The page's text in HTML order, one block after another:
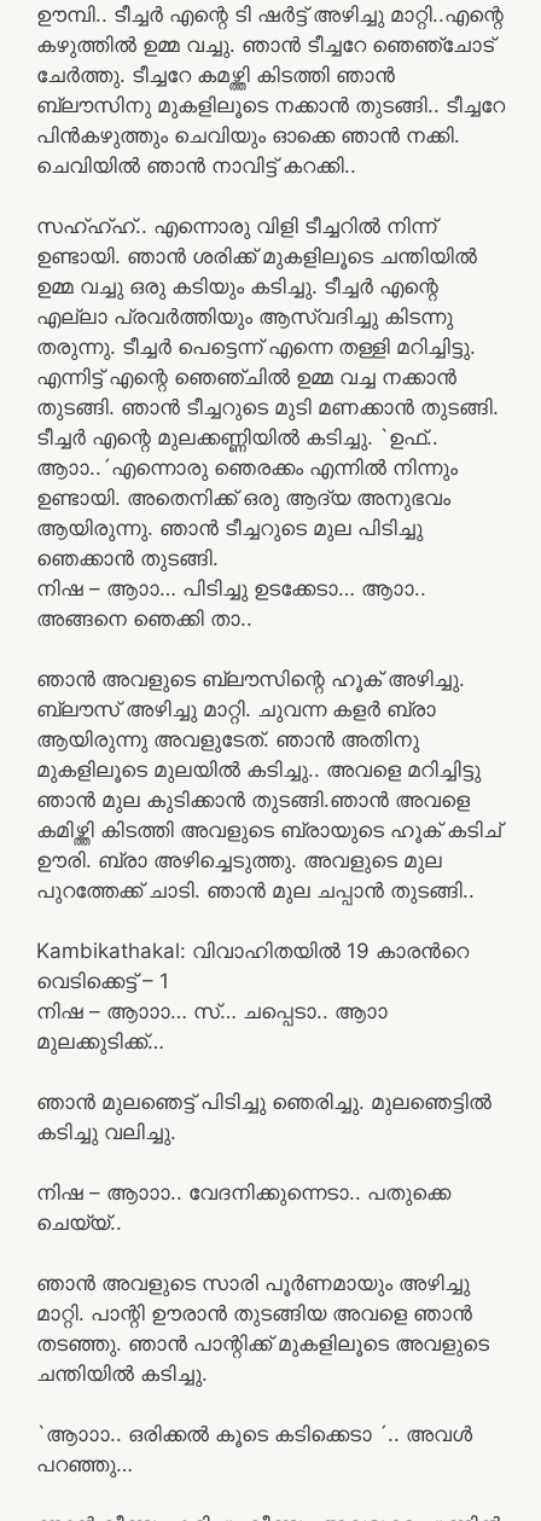
ഊമ്പി.. ടീച്ചർ എന്റെ ടി ഷർട്ട്‌ അഴിച്ചു മാറ്റി..എന്റെ
കഴുത്തിൽ ഉമ്മ വച്ചു. ഞാൻ ടീച്ചറേ ഞെഞ്ചോട്
ചേർത്തു. ടീച്ചറേ കമഴ്ത്തി കിടത്തി ഞാൻ
ബ്ലൗസിനു മുകളിലൂടെ നക്കാൻ തുടങ്ങി.. ടീച്ചറേ
പിൻകഴുത്തും ചെവിയും ഓക്കെ ഞാൻ നക്കി.
ചെവിയിൽ ഞാൻ നാവിട്ട് കറക്കി..
സഹ്ഹ്ഹ്.. എന്നൊരു വിളി ടീച്ചറിൽ നിന്ന്
ഉണ്ടായി. ഞാൻ ശരിക്ക് മുകളിലൂടെ ചന്തിയിൽ
ഉമ്മ വച്ചു ഒരു കടിയും കടിച്ചു. ടീച്ചർ എന്റെ
എല്ലാ പ്രവർത്തിയും ആസ്വദിച്ചു കിടന്നു
തരുന്നു. ടീച്ചർ പെട്ടെന്ന് എന്നെ തള്ളി മറിച്ചിട്ടു.
എന്നിട്ട് എന്റെ ഞെഞ്ചിൽ ഉമ്മ വച്ച നക്കാൻ
തുടങ്ങി. ഞാൻ ടീച്ചറുടെ മുടി മണക്കാൻ തുടങ്ങി.
ടീച്ചർ എന്റെ മുലക്കണ്ണിയിൽ കടിച്ചു. `ഉഫ്..
ആാാ..´എന്നൊരു ഞെരക്കം എന്നിൽ നിന്നും
ഉണ്ടായി. അതെനിക്ക് ഒരു ആദ്യ അനുഭവം
ആയിരുന്നു. ഞാൻ ടീച്ചറുടെ മുല പിടിച്ചു
ഞെക്കാൻ തുടങ്ങി.
നിഷ – ആാാ… പിടിച്ചു ഉടക്കേടാ… ആാാ..
അങ്ങനെ ഞെക്കി താ..
ഞാൻ അവളുടെ ബ്ലൗസിന്റെ ഹൂക് അഴിച്ചു.
ബ്ലൗസ് അഴിച്ചു മാറ്റി. ചുവന്ന കളർ ബ്രാ
ആയിരുന്നു അവളുടേത്. ഞാൻ അതിനു
മുകളിലൂടെ മുലയിൽ കടിച്ചു.. അവളെ മറിച്ചിട്ടു
ഞാൻ മുല കുടിക്കാൻ തുടങ്ങി.ഞാൻ അവളെ
കമിഴ്ത്തി കിടത്തി അവളുടെ ബ്രായുടെ ഹൂക് കടിച്
ഊരി. ബ്രാ അഴിച്ചെടുത്തു. അവളുടെ മുല
പുറത്തേക്ക് ചാടി. ഞാൻ മുല ചപ്പാൻ തുടങ്ങി..
Kambikathakal: വിവാഹിതയിൽ 19 കാരന്‍റെ
വെടിക്കെട്ട് – 1
നിഷ – ആാാാ… സ്… ചപ്പെടാ.. ആാാ
മുലക്കുടിക്ക്…
ഞാൻ മുലഞെട്ട് പിടിച്ചു ഞെരിച്ചു. മുലഞെട്ടിൽ
കടിച്ചു വലിച്ചു.
നിഷ – ആാാാ.. വേദനിക്കുന്നെടാ.. പതുക്കെ
ചെയ്യ്..
ഞാൻ അവളുടെ സാരി പൂർണമായും അഴിച്ചു
മാറ്റി. പാന്റി ഊരാൻ തുടങ്ങിയ അവളെ ഞാൻ
തടഞ്ഞു. ഞാൻ പാന്റിക്ക് മുകളിലൂടെ അവളുടെ
ചന്തിയിൽ കടിച്ചു.
`ആാാാ.. ഒരിക്കൽ കൂടെ കടിക്കെടാ ´.. അവൾ
പറഞ്ഞു…